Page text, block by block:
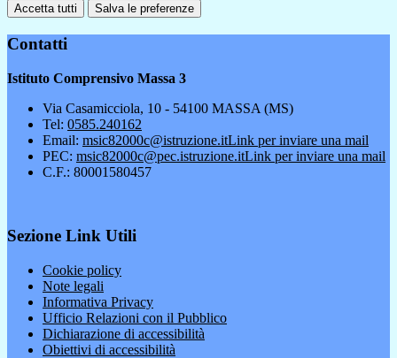
Accetta tutti Salva le preferenze
Contatti
Istituto Comprensivo Massa 3
Via Casamicciola, 10 - 54100 MASSA (MS)
Tel: 0585.240162
Email: msic82000c@istruzione.itLink per inviare una mail
PEC: msic82000c@pec.istruzione.itLink per inviare una mail
C.F.: 80001580457
Sezione Link Utili
Cookie policy
Note legali
Informativa Privacy
Ufficio Relazioni con il Pubblico
Dichiarazione di accessibilità
Obiettivi di accessibilità